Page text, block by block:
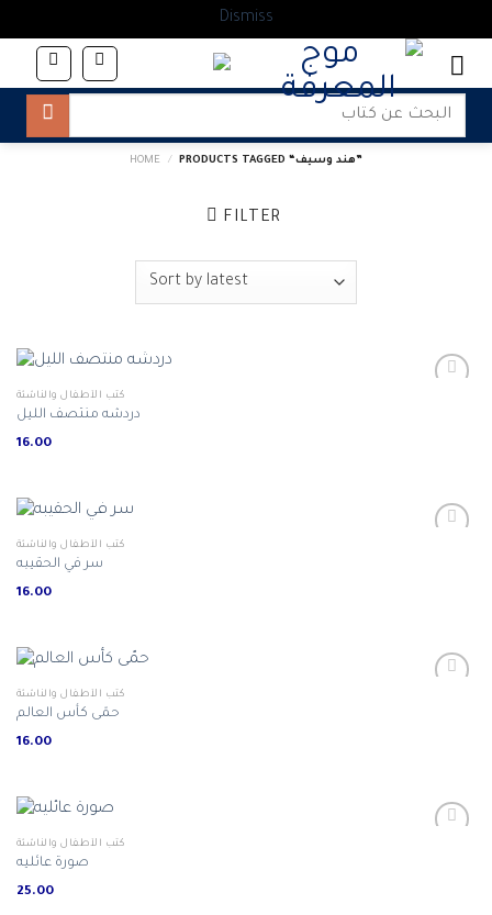
Dismiss
content
Search
HOME / PRODUCTS TAGGED “هند وسيف”
FILTER
كتب الأطفال والناشئة
دردشه منتصف الليل
16.00
كتب الأطفال والناشئة
سر في الحقيبه
16.00
كتب الأطفال والناشئة
حمّى كأس العالم
16.00
كتب الأطفال والناشئة
صورة عائليه
25.00